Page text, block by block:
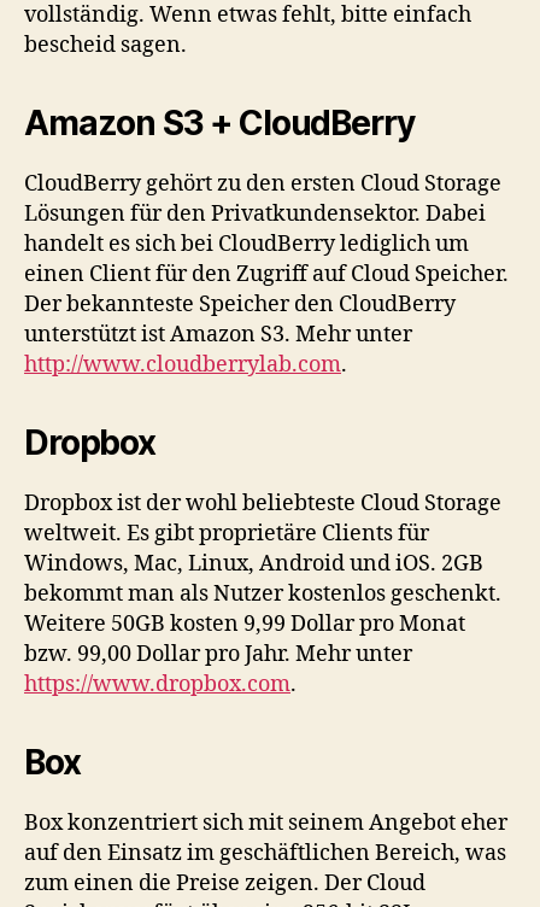
vollständig. Wenn etwas fehlt, bitte einfach
bescheid sagen.
Amazon S3 + CloudBerry
CloudBerry gehört zu den ersten Cloud Storage
Lösungen für den Privatkundensektor. Dabei
handelt es sich bei CloudBerry lediglich um
einen Client für den Zugriff auf Cloud Speicher.
Der bekannteste Speicher den CloudBerry
unterstützt ist Amazon S3. Mehr unter
http://www.cloudberrylab.com.
Dropbox
Dropbox ist der wohl beliebteste Cloud Storage
weltweit. Es gibt proprietäre Clients für
Windows, Mac, Linux, Android und iOS. 2GB
bekommt man als Nutzer kostenlos geschenkt.
Weitere 50GB kosten 9,99 Dollar pro Monat
bzw. 99,00 Dollar pro Jahr. Mehr unter
https://www.dropbox.com.
Box
Box konzentriert sich mit seinem Angebot eher
auf den Einsatz im geschäftlichen Bereich, was
zum einen die Preise zeigen. Der Cloud